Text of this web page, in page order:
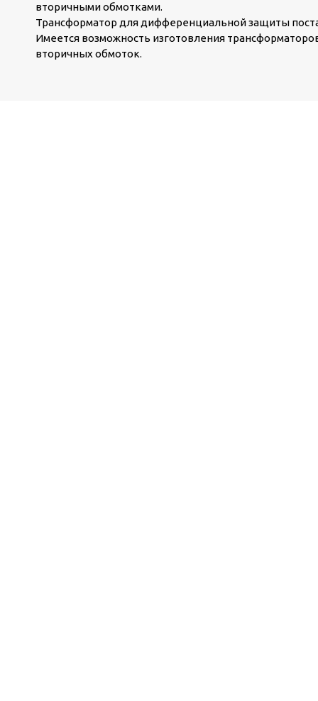
вторичными обмотками.
Трансформатор для дифференциальной защиты
Имеется возможность изготовления
вторичных обмоток.